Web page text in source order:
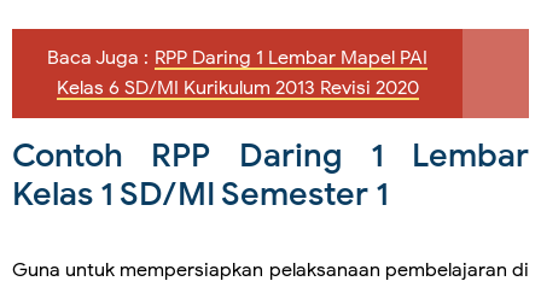
Baca Juga : RPP Daring 1 Lembar Mapel PAI
Kelas 6 SD/MI Kurikulum 2013 Revisi 2020
Contoh RPP Daring 1 Lembar
Kelas 1 SD/MI Semester 1
Guna untuk mempersiapkan pelaksanaan pembelajaran di